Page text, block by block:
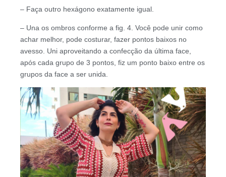
– Faça outro hexágono exatamente igual.
– Una os ombros conforme a fig. 4. Você pode unir como
achar melhor, pode costurar, fazer pontos baixos no
avesso. Uni aproveitando a confecção da última face,
após cada grupo de 3 pontos, fiz um ponto baixo entre os
grupos da face a ser unida.